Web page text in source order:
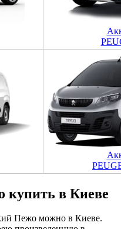
купить в Киеве
Пежо можно в Киеве.